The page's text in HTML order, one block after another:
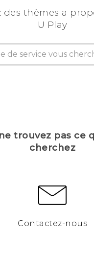
des thèmes a
U Play
trouvez pas ce
cherchez
Contactez-nous